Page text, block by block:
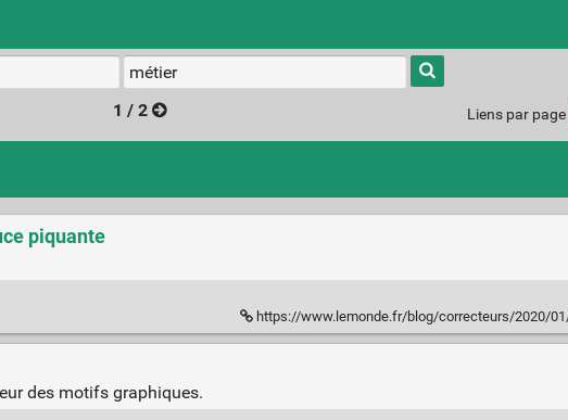
Type 1 or
more
characters
results.
1 / 2 Liens par page
piquante
https://www.lemonde.fr/blog/correcteurs/2020/01/19/
des motifs graphiques.